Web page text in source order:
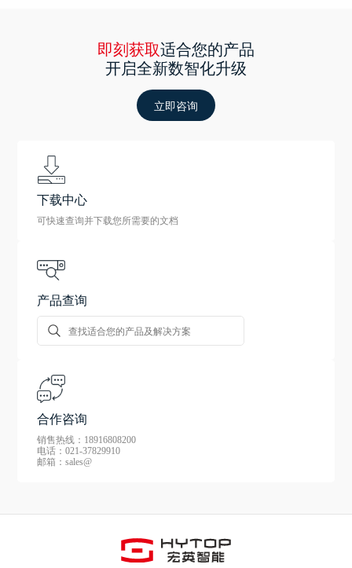
即刻获取适合您的产品
开启全新数智化升级
立即咨询
下载中心
可快速查询并下载您所需要的文档
产品查询
合作咨询
销售热线：18916808200
电话：021-37829910
邮箱：sales@